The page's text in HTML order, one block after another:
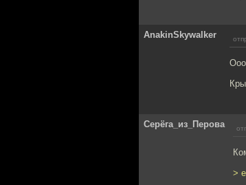
AnakinSkywalker
Серёга_из_Перова
>